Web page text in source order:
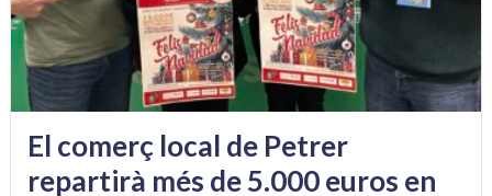
El comerç local de Petrer
repartirà més de 5.000 euros en